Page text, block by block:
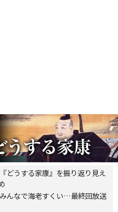
どうする家康』を振り返り見え
みんなで海老すくい…最終回放送